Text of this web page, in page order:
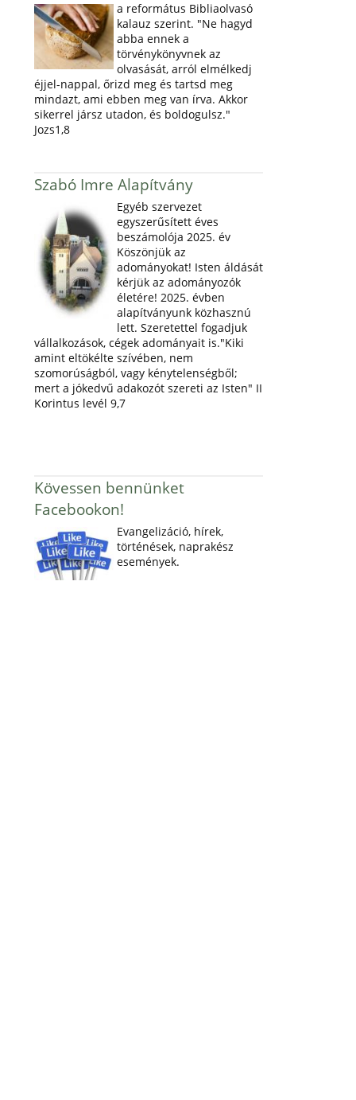
a református Bibliaolvasó
kalauz szerint. "Ne hagyd
abba ennek a
törvénykönyvnek az
olvasását, arról elmélkedj
éjjel-nappal, őrizd meg és tartsd meg
mindazt, ami ebben meg van írva. Akkor
sikerrel jársz utadon, és boldogulsz."
Jozs1,8
Szabó Imre Alapítvány
Egyéb szervezet
egyszerűsített éves
beszámolója 2025. év
Köszönjük az
adományokat! Isten áldását
kérjük az adományozók
életére! 2025. évben
alapítványunk közhasznú
lett. Szeretettel fogadjuk
vállalkozások, cégek adományait is."Kiki
amint eltökélte szívében, nem
szomorúságból, vagy kénytelenségből;
mert a jókedvű adakozót szereti az Isten" II
Korintus levél 9,7
Kövessen bennünket
Facebookon!
Evangelizáció, hírek,
történések, naprakész
események.